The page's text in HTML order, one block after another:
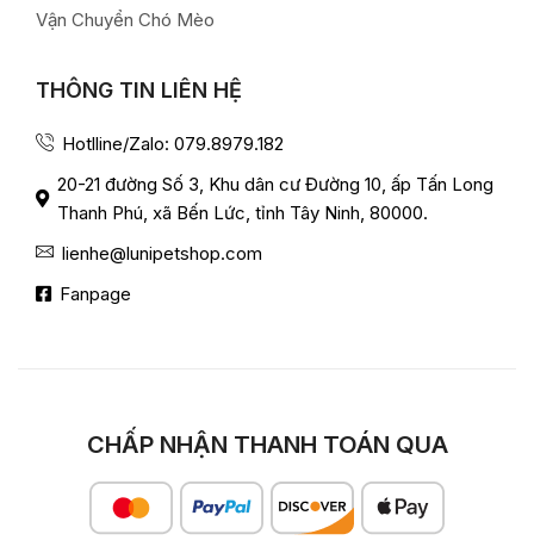
Vận Chuyển Chó Mèo
THÔNG TIN LIÊN HỆ
Hotlline/Zalo: 079.8979.182
20-21 đường Số 3, Khu dân cư Đường 10, ấp Tấn Long
Thanh Phú, xã Bến Lức, tỉnh Tây Ninh, 80000.
lienhe@lunipetshop.com
Fanpage
CHẤP NHẬN THANH TOÁN QUA